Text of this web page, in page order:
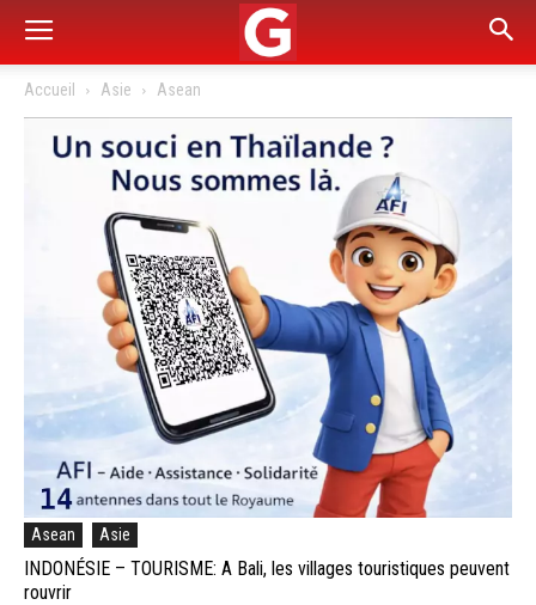
Accueil Asie Asean
Asean Asie
INDONÉSIE – TOURISME: A Bali, les villages touristiques peuvent
rouvrir